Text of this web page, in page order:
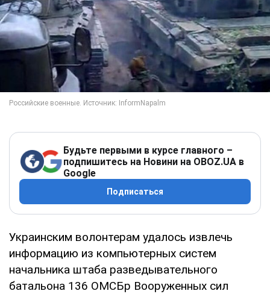
Будьте первыми в курсе главного –
подпишитесь на Новини на OBOZ.UA в
Google
Подписаться
Украинским волонтерам удалось извлечь
информацию из компьютерных систем
начальника штаба разведывательного
батальона 136 ОМСБр Вооруженных сил